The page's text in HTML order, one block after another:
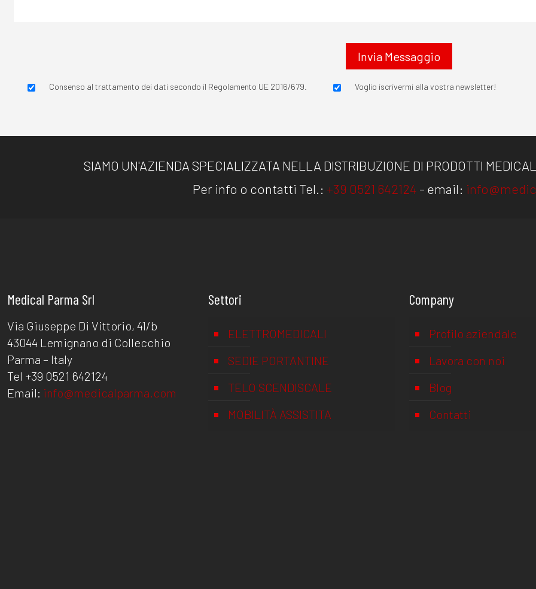
Consenso al trattamento dei dati secondo il Regolamento UE 2016/679. Voglio iscrivermi alla vostra newsletter!
SIAMO UN'AZIENDA SPECIALIZZATA NELLA DISTRIBUZIONE DI PRODOTTI
Per info o contatti Tel.: +39 0521 642124 - email:
Medical Parma Srl
Via Giuseppe Di Vittorio, 41/b
43044 Lemignano di Collecchio
Parma – Italy
Tel +39 0521 642124
Email: info@medicalparma.com
Settori
ELETTROMEDICALI
SEDIE PORTANTINE
TELO SCENDISCALE
MOBILITÀ ASSISTITA
Company
Profilo aziendale
Lavora con noi
Blog
Contatti